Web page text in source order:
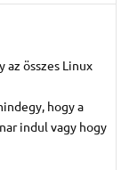
az összes Linux
hogy a
indul vagy hogy